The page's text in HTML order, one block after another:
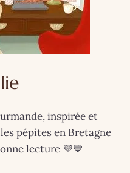
inspirée et
pépites en Bretagne
lecture 💜💙